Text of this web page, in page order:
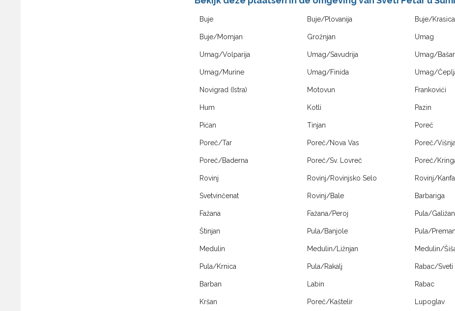
Buje Buje/Plovanija Buje/Krasica
Buje/Momjan Grožnjan Umag
Umag/Volparija Umag/Savudrija Umag/
Umag/Murine Umag/Finida Umag/
Novigrad (Istra) Motovun Frankovići
Hum Kotli Pazin
Pićan Tinjan Poreč
Poreč/Tar Poreč/Nova Vas Poreč/
Poreč/Baderna Poreč/Sv. Lovreč Poreč/
Rovinj Rovinj/Rovinjsko Selo Rovinj/
Svetvinčenat Rovinj/Bale Barbariga
Fažana Fažana/Peroj Pula/
Štinjan Pula/Banjole Pula/
Medulin Medulin/Ližnjan Medulin/
Pula/Krnica Pula/Rakalj Rabac/
Barban Labin Rabac
Kršan Poreč/Kaštelir Lupoglav